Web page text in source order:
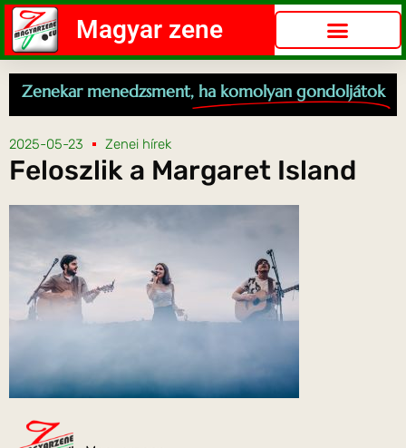
Magyar zene
Zenekar menedzsment, ha komolyan gondoljátok
2025-05-23 Zenei hírek
Feloszlik a Margaret Island